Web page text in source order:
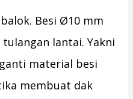
Besi Ø10 mm
lantai. Yakni
material besi
membuat dak